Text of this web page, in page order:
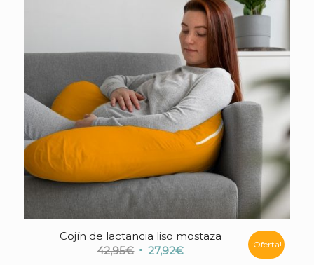
Cojín de lactancia liso mostaza
42,95€ El 27,92€El
¡Oferta!